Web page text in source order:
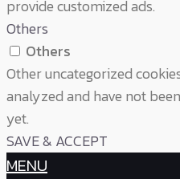
provide customized ads.
Others
Others
Other uncategorized
analyzed and have not
yet.
SAVE & ACCEPT
MENU